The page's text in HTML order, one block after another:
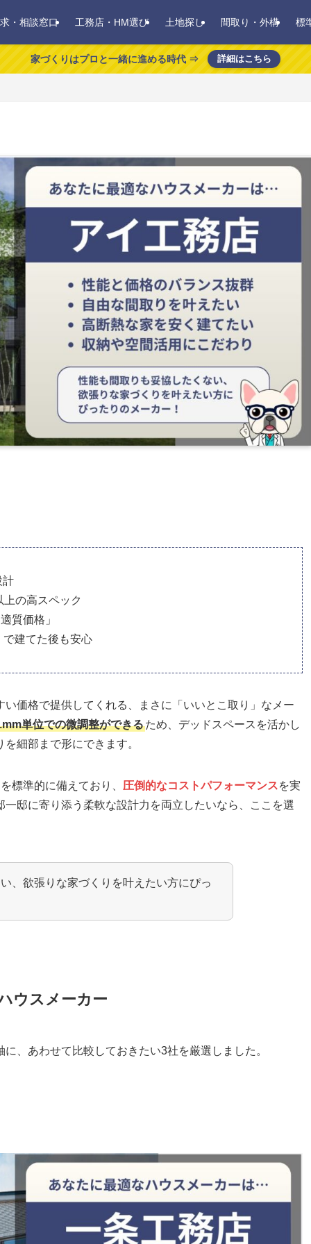
・相談窓口 工務店・HM選び 土地探し 間取り・外構 標
家づくりはプロと一緒に進める時代 ⇒ 詳細はこちら
計
の高スペック
質価格」
建てた後も安心
価格で提供してくれる、まさに「いいとこ取り」なメー
単位での微調整ができるため、デッドスペースを活かし
細部まで形にできます。
標準的に備えており、 圧倒的なコストパフォーマンスを実
邸に寄り添う柔軟な設計力を両立したいなら、ここを選
、欲張りな家づくりを叶えたい方にぴっ
ウスメーカー
、あわせて比較しておきたい3社を厳選しました。